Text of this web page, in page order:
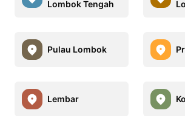
Lombok Tengah
Pulau Lombok
Lembar